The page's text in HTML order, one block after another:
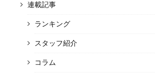
連載記事
ランキング
スタッフ紹介
コラム